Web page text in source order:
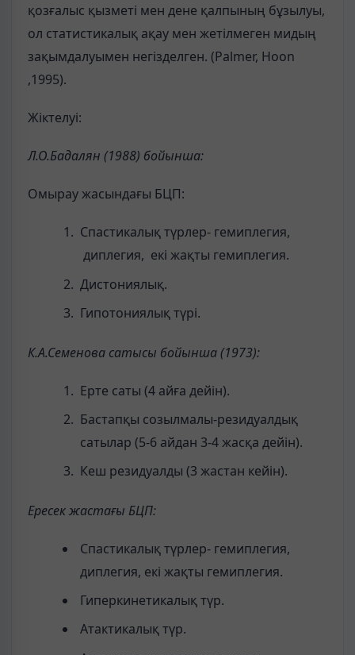
қозғалыс қызметі мен дене қалпының бұзылуы,
ол статистикалық ақау мен жетілмеген мидың
зақымдалуымен негізделген. (Palmer, Hoon
,1995).
Жіктелуі:
Л.О.Бадалян (1988) бойынша:
Омырау жасындағы БЦП:
Спастикалық түрлер- гемиплегия,
диплегия, екі жақты гемиплегия.
Дистониялық.
Гипотониялық түрі.
К.А.Семенова сатысы бойынша (1973):
Ерте саты (4 айға дейін).
Бастапқы созылмалы-резидуалдық
сатылар (5-6 айдан 3-4 жасқа дейін).
Кеш резидуалды (3 жастан кейін).
Ересек жастағы БЦП:
Спастикалық түрлер- гемиплегия,
диплегия, екі жақты гемиплегия.
Гиперкинетикалық түр.
Атактикалық түр.